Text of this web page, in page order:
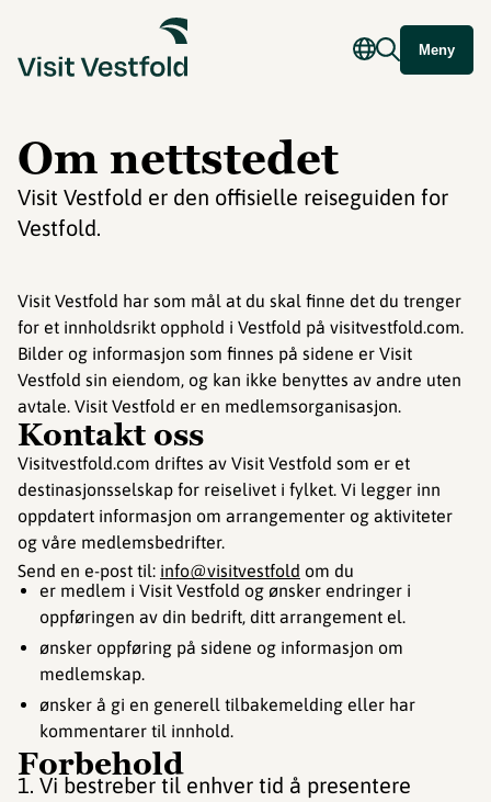
Meny
Om nettstedet
Visit Vestfold er den offisielle reiseguiden for
Vestfold.
Visit Vestfold har som mål at du skal finne det du trenger
for et innholdsrikt opphold i Vestfold på visitvestfold.com.
Bilder og informasjon som finnes på sidene er Visit
Vestfold sin eiendom, og kan ikke benyttes av andre uten
avtale. Visit Vestfold er en medlemsorganisasjon.
Kontakt oss
Visitvestfold.com driftes av Visit Vestfold som er et
destinasjonsselskap for reiselivet i fylket. Vi legger inn
oppdatert informasjon om arrangementer og aktiviteter
og våre medlemsbedrifter.
Send en e-post til: info@visitvestfold om du
er medlem i Visit Vestfold og ønsker endringer i
oppføringen av din bedrift, ditt arrangement el.
ønsker oppføring på sidene og informasjon om
medlemskap.
ønsker å gi en generell tilbakemelding eller har
kommentarer til innhold.
Forbehold
Vi bestreber til enhver tid å presentere